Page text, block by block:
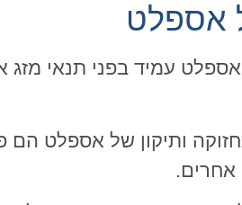
אספלט
עמיד בפני תנאי מזג
ותיקון של אספלט הם
אחרים.